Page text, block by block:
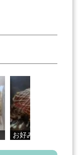
お好み焼き「...